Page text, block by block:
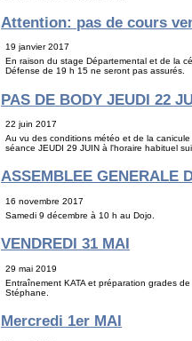
Attention: pas de cours
19 janvier 2017
En raison du stage Départemental et de la
Défense de 19 h 15 ne seront pas assurés.
PAS DE BODY JEUDI 22
22 juin 2017
Au vu des conditions météo et de la
séance JEUDI 29 JUIN à l'horaire habituel
ASSEMBLEE GENERALE
16 novembre 2017
Samedi 9 décembre à 10 h au Dojo.
VENDREDI 31 MAI
29 mai 2019
Entraînement KATA et préparation grades
Stéphane.
Mercredi 1er MAI